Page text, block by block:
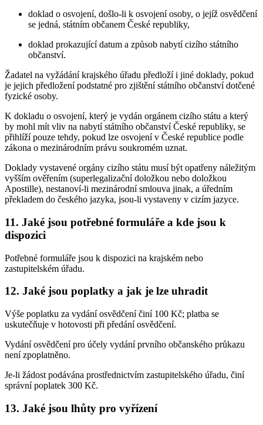
doklad o osvojení, došlo-li k osvojení osoby, o jejíž osvědčení
se jedná, státním občanem České republiky,
doklad prokazující datum a způsob nabytí cizího státního
občanství.
Žadatel na vyžádání krajského úřadu předloží i jiné doklady, pokud
je jejich předložení podstatné pro zjištění státního občanství dotčené
fyzické osoby.
K dokladu o osvojení, který je vydán orgánem cizího státu a který
by mohl mít vliv na nabytí státního občanství České republiky, se
přihlíží pouze tehdy, pokud lze osvojení v České republice podle
zákona o mezinárodním právu soukromém uznat.
Doklady vystavené orgány cizího státu musí být opatřeny náležitým
vyšším ověřením (superlegalizační doložkou nebo doložkou
Apostille), nestanoví-li mezinárodní smlouva jinak, a úředním
překladem do českého jazyka, jsou-li vystaveny v cizím jazyce.
11. Jaké jsou potřebné formuláře a kde jsou k
dispozici
Potřebné formuláře jsou k dispozici na krajském nebo
zastupitelském úřadu.
12. Jaké jsou poplatky a jak je lze uhradit
Výše poplatku za vydání osvědčení činí 100 Kč; platba se
uskutečňuje v hotovosti při předání osvědčení.
Vydání osvědčení pro účely vydání prvního občanského průkazu
není zpoplatněno.
Je-li žádost podávána prostřednictvím zastupitelského úřadu, činí
správní poplatek 300 Kč.
13. Jaké jsou lhůty pro vyřízení